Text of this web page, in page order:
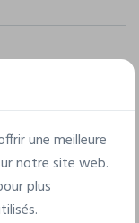
une meilleure
notre site web.
plus